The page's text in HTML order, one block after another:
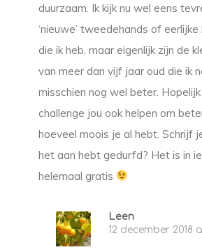
duurzaam. Ik kijk nu wel eens
‘nieuwe’ tweedehands of eerlijke
die ik heb, maar eigenlijk zijn de
van meer dan vijf jaar oud die ik
misschien nog wel beter. Hopelijk
challenge jou ook helpen om
hoeveel moois je al hebt. Schrijf
het aan hebt gedurfd? Het is in
helemaal gratis
Leen
12 december 2018